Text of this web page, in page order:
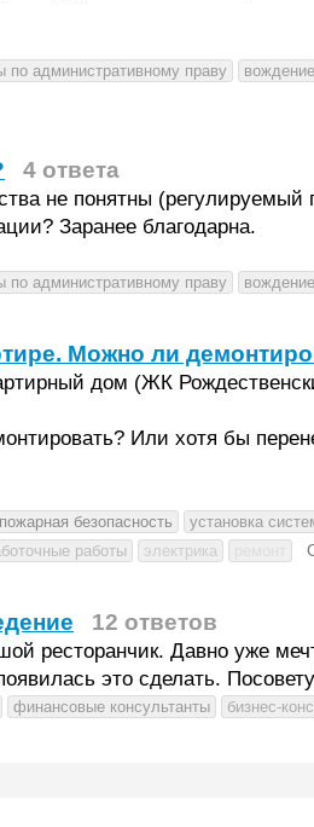
по административному праву вождение
4 ответа
не понятны (регулируемый
Заранее благодарна.
по административному праву вождение
Можно ли
дом (ЖК
Или хотя бы
пожарная безопасность установка
работы электрика
12 ответов
ресторанчик. Давно уже
это сделать.
финансовые консультанты бизнес-